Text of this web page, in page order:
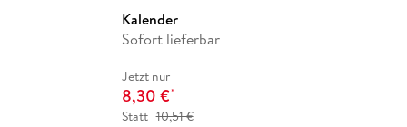
Kalender
Sofort lieferbar
Jetzt nur
8,30 €*
Statt 10,51 €